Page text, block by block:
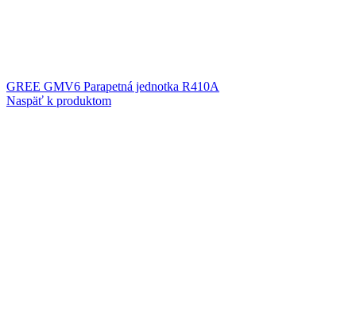
GREE GMV6 Parapetná jednotka R410A
Naspäť k produktom